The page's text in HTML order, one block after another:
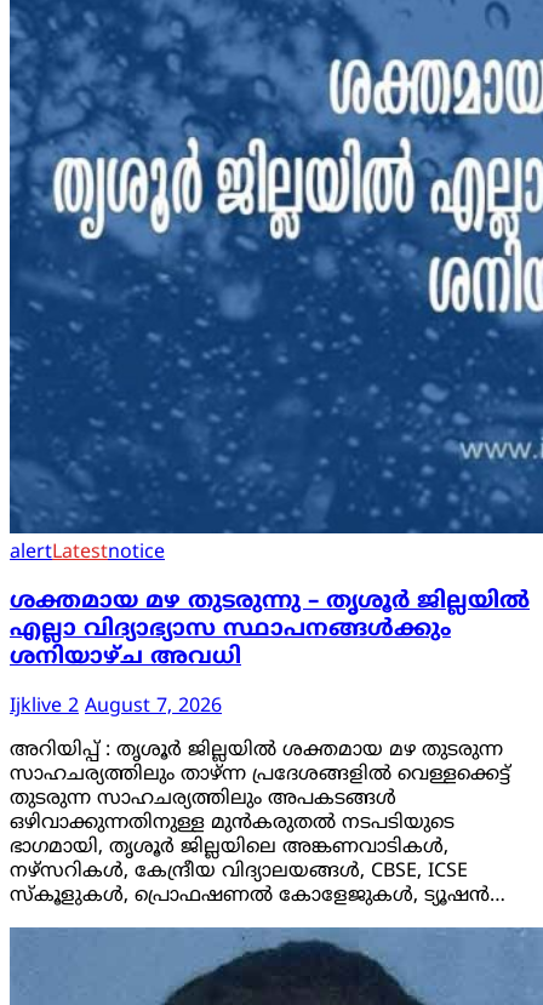
alertLatestnotice
ശക്തമായ മഴ തുടരുന്നു – തൃശൂർ ജില്ലയിൽ
എല്ലാ വിദ്യാഭ്യാസ സ്ഥാപനങ്ങൾക്കും
ശനിയാഴ്ച അവധി
Ijklive 2 August 7, 2026
അറിയിപ്പ് : തൃശൂർ ജില്ലയിൽ ശക്തമായ മഴ തുടരുന്ന
സാഹചര്യത്തിലും താഴ്ന്ന പ്രദേശങ്ങളിൽ വെള്ളക്കെട്ട്
തുടരുന്ന സാഹചര്യത്തിലും അപകടങ്ങൾ
ഒഴിവാക്കുന്നതിനുള്ള മുൻകരുതൽ നടപടിയുടെ
ഭാഗമായി, തൃശൂർ ജില്ലയിലെ അങ്കണവാടികൾ,
നഴ്സറികൾ, കേന്ദ്രീയ വിദ്യാലയങ്ങൾ, CBSE, ICSE
സ്കൂളുകൾ, പ്രൊഫഷണൽ കോളേജുകൾ, ട്യൂഷൻ…